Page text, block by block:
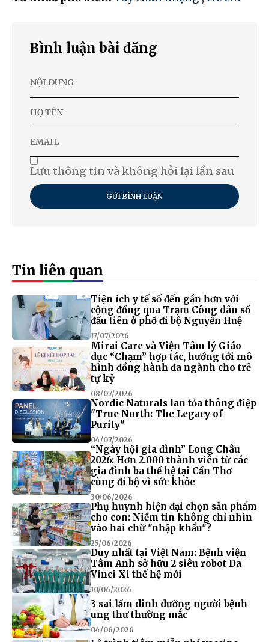
Bình luận bài đăng
Lưu thông tin và không hỏi lại lần sau
GỬI BÌNH LUẬN
Tin liên quan
Tiện ích y tế số đến gần hơn với
cộng đồng qua Trạm Công dân số
đầu tiên ở phố đi bộ Nguyễn Huệ
17/07/2026
Mirai Care và Viện Tâm lý Giáo
dục “Chạm” hợp tác, hướng tới mô
hình đồng hành đa ngành cho trẻ
tự kỷ
08/07/2026
Nordic Naturals lan tỏa thông điệp
"True North: The Legacy of
Purity"
04/07/2026
“Ngày hội gia đình” Long Châu
2026: Hơn 2.000 thành viên từ các
gia đình ba thế hệ tại Cần Thơ
cùng đi bộ vì sức khỏe
30/06/2026
Phụ huynh hiện đại chọn sản phẩm
cho con: Niềm tin không chỉ nhìn
vào hai chữ "nhập khẩu"?
25/06/2026
Duy nhất tại Việt Nam: Bệnh viện
Tâm Anh sở hữu 2 siêu robot Da
Vinci Xi thế hệ mới
10/06/2026
3 sai lầm dinh dưỡng người bệnh
ung thư thường mắc
04/06/2026